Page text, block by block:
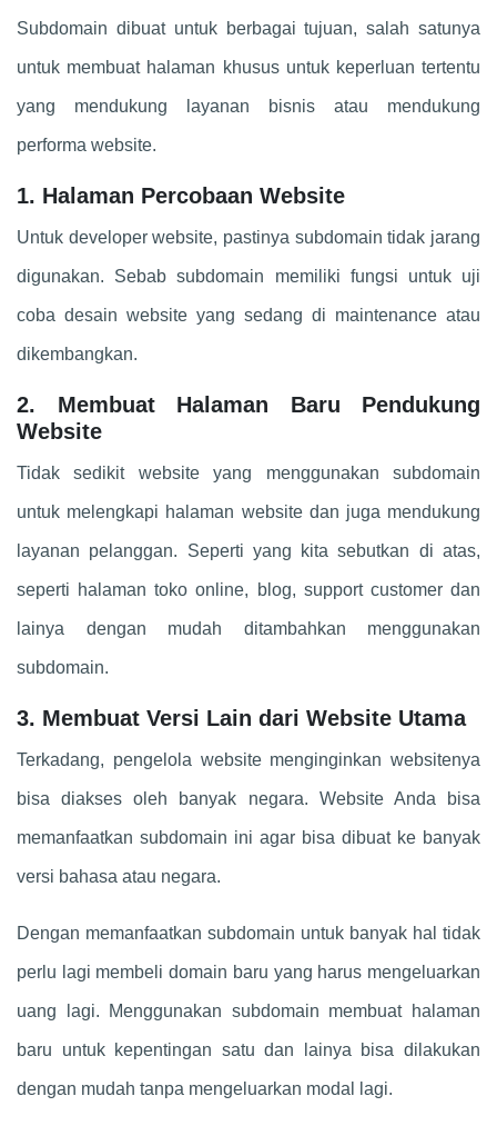
Subdomain dibuat untuk berbagai tujuan, salah satunya
untuk membuat halaman khusus untuk keperluan tertentu
yang mendukung layanan bisnis atau mendukung
performa website.
1. Halaman Percobaan Website
Untuk developer website, pastinya subdomain tidak jarang
digunakan. Sebab subdomain memiliki fungsi untuk uji
coba desain website yang sedang di maintenance atau
dikembangkan.
2. Membuat Halaman Baru Pendukung
Website
Tidak sedikit website yang menggunakan subdomain
untuk melengkapi halaman website dan juga mendukung
layanan pelanggan. Seperti yang kita sebutkan di atas,
seperti halaman toko online, blog, support customer dan
lainya dengan mudah ditambahkan menggunakan
subdomain.
3. Membuat Versi Lain dari Website Utama
Terkadang, pengelola website menginginkan websitenya
bisa diakses oleh banyak negara. Website Anda bisa
memanfaatkan subdomain ini agar bisa dibuat ke banyak
versi bahasa atau negara.
Dengan memanfaatkan subdomain untuk banyak hal tidak
perlu lagi membeli domain baru yang harus mengeluarkan
uang lagi. Menggunakan subdomain membuat halaman
baru untuk kepentingan satu dan lainya bisa dilakukan
dengan mudah tanpa mengeluarkan modal lagi.